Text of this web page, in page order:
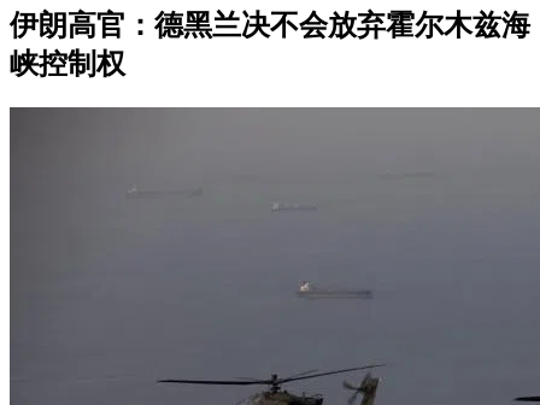
伊朗高官：德黑兰决不会放弃霍尔木兹海
峡控制权